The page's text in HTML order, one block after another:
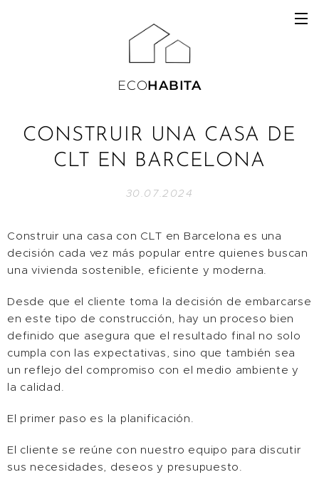
ECOHABITA
CONSTRUIR UNA CASA DE
CLT EN BARCELONA
30.07.2024
Construir una casa con CLT en Barcelona es una
decisión cada vez más popular entre quienes buscan
una vivienda sostenible, eficiente y moderna.
Desde que el cliente toma la decisión de embarcarse
en este tipo de construcción, hay un proceso bien
definido que asegura que el resultado final no solo
cumpla con las expectativas, sino que también sea
un reflejo del compromiso con el medio ambiente y
la calidad.
El primer paso es la planificación.
El cliente se reúne con nuestro equipo para discutir
sus necesidades, deseos y presupuesto.